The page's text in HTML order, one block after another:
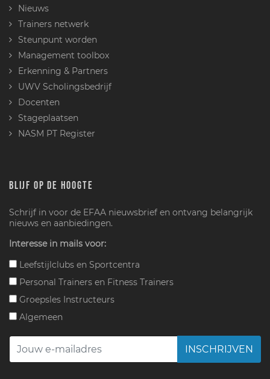
Nieuws
Trainers netwerk
Steunpunt worden
Management toolbox
Erkenning & Partners
UWV Scholingsbedrijf
Docenten
Stageplaatsen
NASM PT Register
BLIJF OP DE HOOGTE
Schrijf in voor de EFAA nieuwsbrief en ontvang belangrijk
nieuws en aanbiedingen.
Interesse in mails voor:
Leefstijlclubs en Sportcentra
Personal Trainers en Fitness Trainers
Groepsles Instructeurs
Algemeen
INSCHRIJVEN